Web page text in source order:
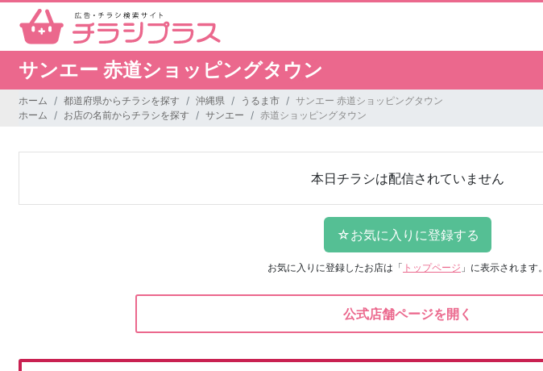
サンエー 赤道ショッピングタウン
ホーム 都道府県からチラシを探す 沖縄県 うるま市
サンエー 赤道ショッピングタウン
ホーム
お店の名前からチラシを探す サンエー 赤道ショッピングタウン
本日チラシは配信されていません
お気に入りに登録したお店は 「 トップページ 」に表示されます。
公式店舗ページを開く